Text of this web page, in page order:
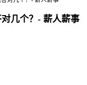
几个？- 薪人薪事